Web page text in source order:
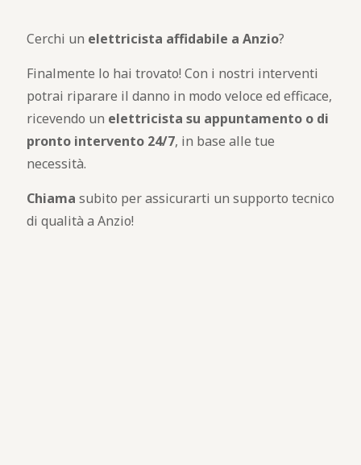
Cerchi un elettricista affidabile a Anzio?
Finalmente lo hai trovato! Con i nostri interventi
potrai riparare il danno in modo veloce ed efficace,
ricevendo un elettricista su appuntamento o di
pronto intervento 24/7, in base alle tue
necessità.
Chiama subito per assicurarti un supporto tecnico
di qualità a Anzio!